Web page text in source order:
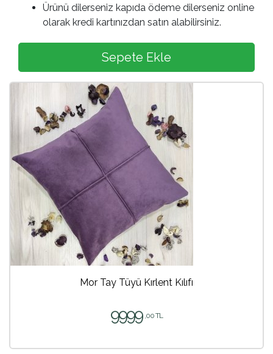
Ürünü dilerseniz kapıda ödeme dilerseniz online
olarak kredi kartınızdan satın alabilirsiniz.
Sepete Ekle
Mor Tay Tüyü Kırlent Kılıfı
9999 ,00 TL